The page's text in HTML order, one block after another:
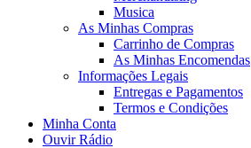
Musica
As Minhas Compras
Carrinho de Compras
As Minhas Encomendas
Informações Legais
Entregas e Pagamentos
Termos e Condições
Minha Conta
Ouvir Rádio